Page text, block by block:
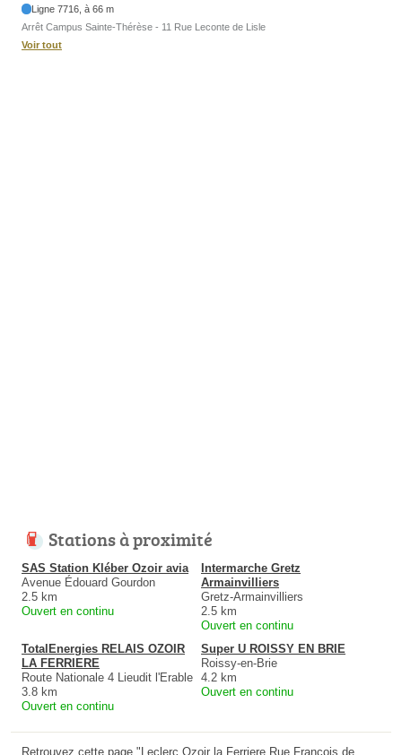
Ligne 7716, à 66 m
Arrêt Campus Sainte-Thérèse - 11 Rue Leconte de Lisle
Voir tout
Stations à proximité
SAS Station Kléber Ozoir avia
Avenue Édouard Gourdon
2.5 km
Ouvert en continu
Intermarche Gretz
Armainvilliers
Gretz-Armainvilliers
2.5 km
Ouvert en continu
TotalEnergies RELAIS OZOIR
LA FERRIERE
Route Nationale 4 Lieudit l'Erable
3.8 km
Ouvert en continu
Super U ROISSY EN BRIE
Roissy-en-Brie
4.2 km
Ouvert en continu
Retrouvez cette page "Leclerc Ozoir la Ferriere Rue François de